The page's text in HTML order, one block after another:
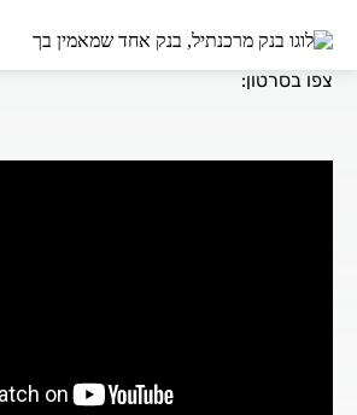
איך מבצעים קניה ומכירה של ניירות ערך
צפו בסרטון: